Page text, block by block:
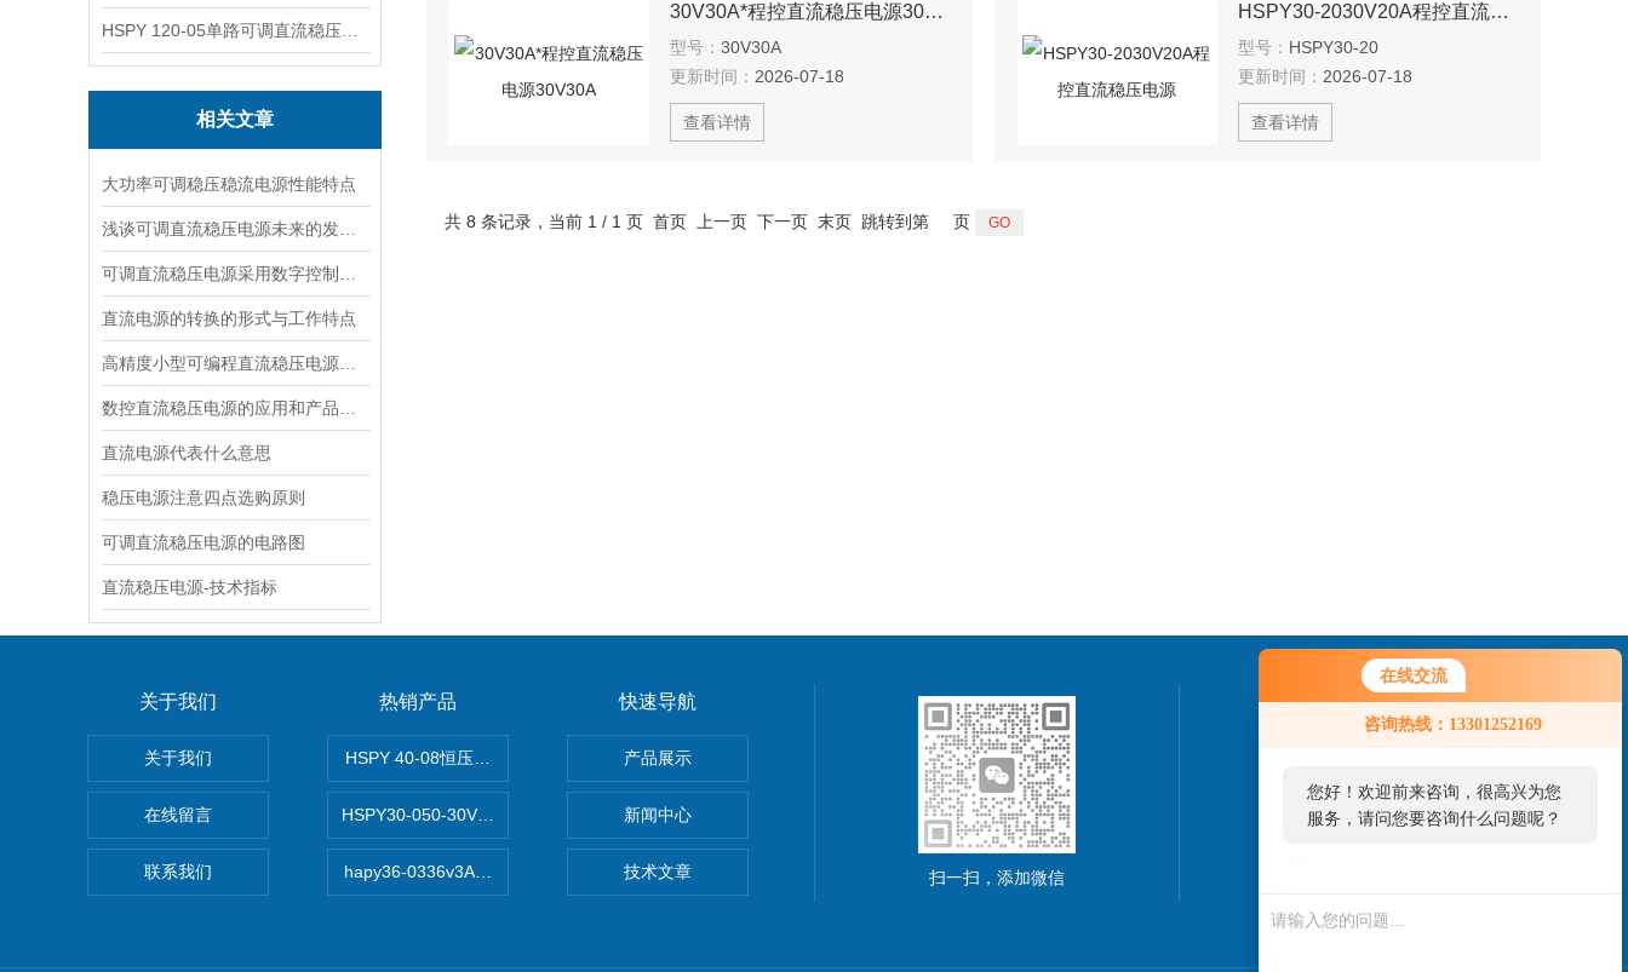
在线交流
咨询热线：13301252169
您好！欢迎前来咨询，很高兴为您
服务，请问您要咨询什么问题呢？
您好，看您停留很久了，是否找到
了需求产品，您可以直接在线与我
相关文章
大功率可调稳压稳流电源性能特点
直流电源的转换的形式与工作特点
直流电源代表什么意思
稳压电源注意四点选购原则
可调直流稳压电源的电路图
直流稳压电源-技术指标
30V30A*程控直流稳压电源30V30A
型号： 30V30A
更新时间： 2026-07-18
查看详情
HSPY30-2030V20A程控直流稳压电源
型号： HSPY30-20
更新时间： 2026-07-18
查看详情
共 8 条记录，当前 1 / 1 页 首页 上一页 下一页 末页 跳转到第 页
关于我们
关于我们
在线留言
联系我们
热销产品
HSPY 40-08恒压恒流恒功率电源
HSPY30-050-30V/-05A可调直流稳压电源
hapy36-0336v3A高精度小型可编程直流稳压电源
快速导航
产品展示
新闻中心
技术文章 扫一扫，添加微信
联系我们
010-82827937